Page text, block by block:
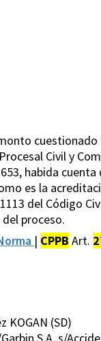
Civil y
habida
es la
del Código
proceso.
| CPPB Art.
KOGAN (SD)